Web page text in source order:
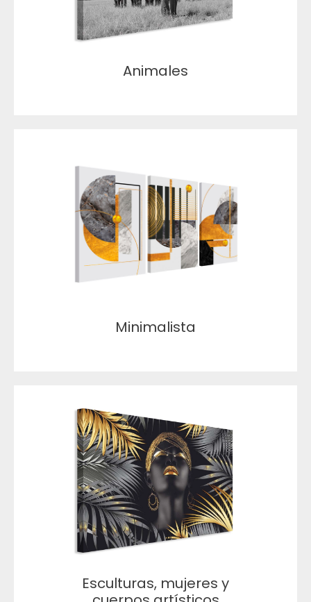
Animales
Minimalista
Esculturas, mujeres y